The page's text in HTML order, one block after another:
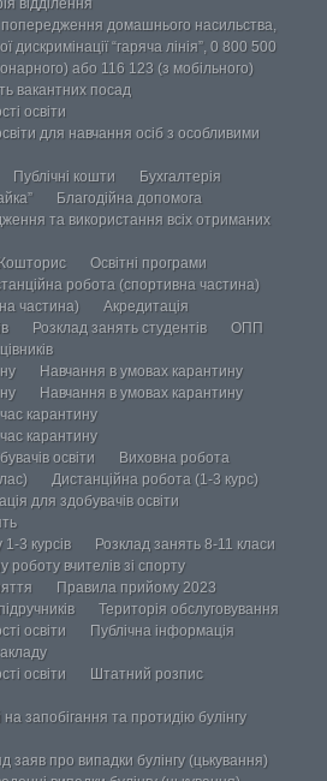
відділення
попередження домашнього насильства,
дискримінації “гаряча лінія”, 0 800 500
або 116 123 (з мобільного)
вакантних посад
освіти
для навчання осіб з особливими
Публічні кошти
Бухгалтерія
Благодійна допомога
та використання всіх отриманих
Кошторис
Освітні програми
робота (спортивна частина)
частина)
Акредитація
Розклад занять студентів
ОПП
Навчання в умовах карантину
Навчання в умовах карантину
карантину
карантину
освіти
Виховна робота
Дистанційна робота (1-3 курс)
для здобувачів освіти
3 курсів
Розклад занять 8-11 класи
вчителів зі спорту
Правила прийому 2023
Територія обслуговування
освіти
Публічна інформація
освіти
Штатний розпис
запобігання та протидію булінгу
заяв про випадки булінгу (цькування)